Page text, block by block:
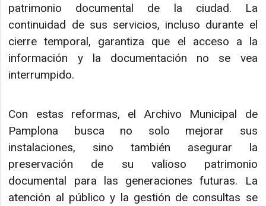
patrimonio documental de la ciudad. La
continuidad de sus servicios, incluso durante el
cierre temporal, garantiza que el acceso a la
información y la documentación no se vea
interrumpido.
Con estas reformas, el Archivo Municipal de
Pamplona busca no solo mejorar sus
instalaciones, sino también asegurar la
preservación de su valioso patrimonio
documental para las generaciones futuras. La
atención al público y la gestión de consultas se